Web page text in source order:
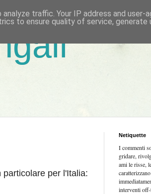
per l'Italia:
Netiquette
I commenti
gridare,
ami le risse,
interventi
traffic. Your IP address and user-
to ensure quality of service, generate